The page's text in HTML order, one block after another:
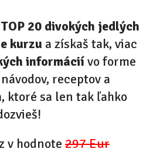
TOP 20 divokých jedlých
kurzu a získaš tak, viac
informáciívo forme
receptov a
ktoré sa len tak ľahko
v hodnote 297 Eur